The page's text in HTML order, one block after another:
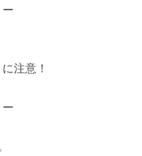
注意！